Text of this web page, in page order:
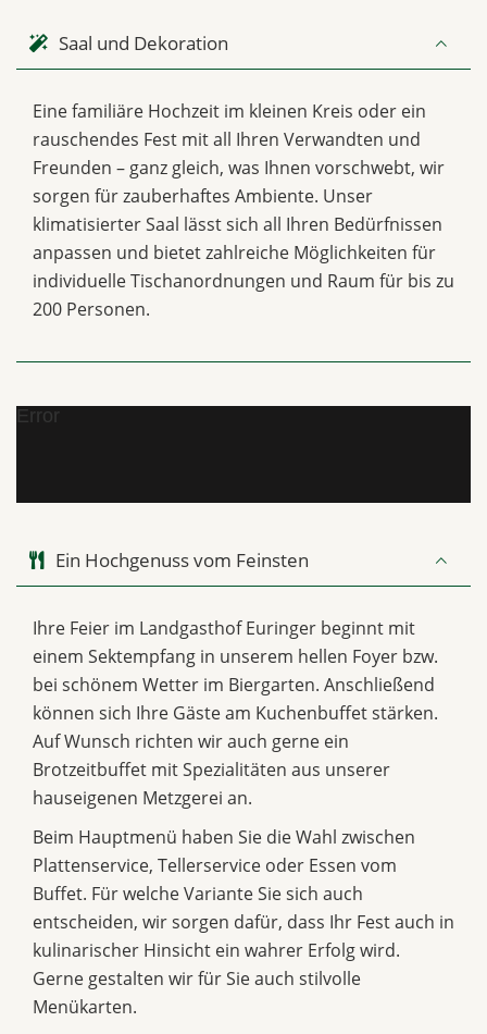
Saal und Dekoration
Eine familiäre Hochzeit im kleinen Kreis oder ein
rauschendes Fest mit all Ihren Verwandten und
Freunden – ganz gleich, was Ihnen vorschwebt, wir
sorgen für zauberhaftes Ambiente. Unser
klimatisierter Saal lässt sich all Ihren Bedürfnissen
anpassen und bietet zahlreiche Möglichkeiten für
individuelle Tischanordnungen und Raum für bis zu
200 Personen.
Error
Ein Hochgenuss vom Feinsten
Ihre Feier im Landgasthof Euringer beginnt mit
einem Sektempfang in unserem hellen Foyer bzw.
bei schönem Wetter im Biergarten. Anschließend
können sich Ihre Gäste am Kuchenbuffet stärken.
Auf Wunsch richten wir auch gerne ein
Brotzeitbuffet mit Spezialitäten aus unserer
hauseigenen Metzgerei an.
Beim Hauptmenü haben Sie die Wahl zwischen
Plattenservice, Tellerservice oder Essen vom
Buffet. Für welche Variante Sie sich auch
entscheiden, wir sorgen dafür, dass Ihr Fest auch in
kulinarischer Hinsicht ein wahrer Erfolg wird.
Gerne gestalten wir für Sie auch stilvolle
Menükarten.